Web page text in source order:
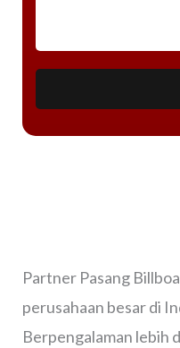
Partner Pasang
perusahaan besar di
Berpengalaman lebih